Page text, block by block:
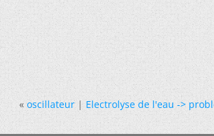
« oscillateur|Electrolyse de l'eau ->